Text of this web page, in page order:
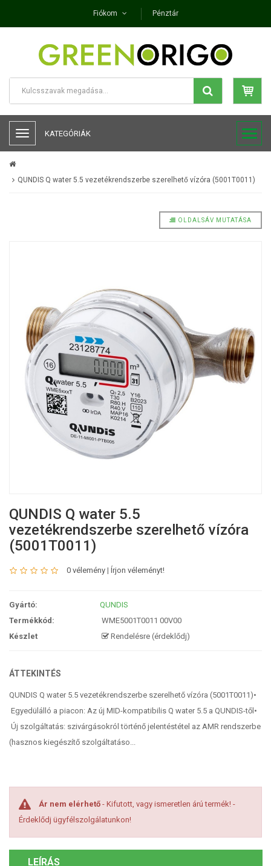
Fiókom Pénztár
KATEGÓRIÁK
QUNDIS Q water 5.5 vezetékrendszerbe szerelhető vízóra (5001T0011)
OLDALSÁV MUTATÁSA
QUNDIS Q water 5.5
vezetékrendszerbe szerelhető vízóra
(5001T0011)
0 vélemény | Írjon véleményt!
Gyártó:
QUNDIS
Termékkód:
WME5001T0011 00V00
Készlet
Rendelésre (érdeklődj)
ÁTTEKINTÉS
QUNDIS Q water 5.5 vezetékrendszerbe szerelhető vízóra (5001T0011)•
Egyedülálló a piacon: Az új MID-kompatibilis Q water 5.5 a QUNDIS-től•
Új szolgáltatás: szivárgásokról történő jelentéstétel az AMR rendszerbe
(hasznos kiegészítő szolgáltatáso...
Ár nem elérhető - Kifutott, vagy ismeretlen árú termék! -
Érdeklődj ügyfélszolgálatunkon!
LEÍRÁS